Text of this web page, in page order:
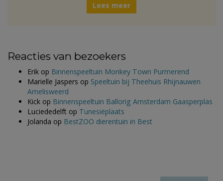
Lees meer
Reacties van bezoekers
Erik op Binnenspeeltuin Monkey Town Purmerend
Marielle Jaspers op Speeltuin bij Theehuis Rhijnauwen
Amelisweerd
Kick op Binnenspeeltuin Ballorig Amsterdam Gaasperplas
Luciededelft op Tunesiëplaats
Jolanda op BestZOO dierentuin in Best